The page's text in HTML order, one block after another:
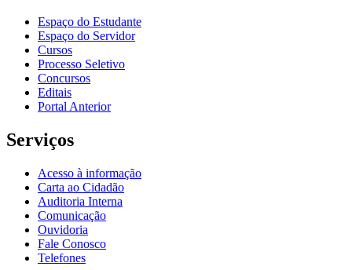
Espaço do Estudante
Espaço do Servidor
Cursos
Processo Seletivo
Concursos
Editais
Portal Anterior
Serviços
Acesso à informação
Carta ao Cidadão
Auditoria Interna
Comunicação
Ouvidoria
Fale Conosco
Telefones